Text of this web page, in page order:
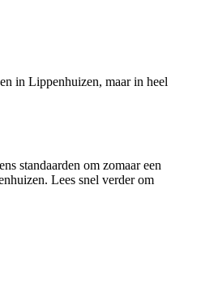
in Lippenhuizen, maar in heel
standaarden om zomaar een
Lees snel verder om